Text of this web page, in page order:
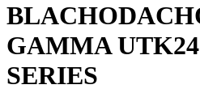
GAMMA
SERIES